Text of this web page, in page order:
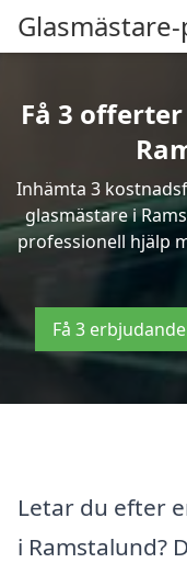
Få 3
Inhämta 3
glasmästare i
professionell hjälp
Få 3
Letar du efter
i Ramstalund?